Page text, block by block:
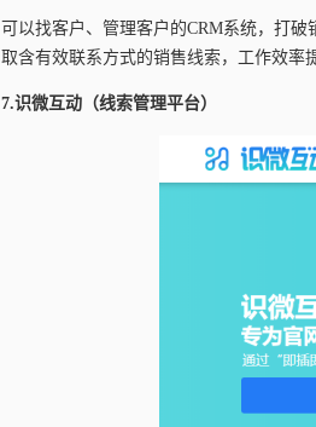
可以找客户、管理客户的CRM系统，打
取含有效联系方式的销售线索，工作效率
7.识微互动（线索管理平台）